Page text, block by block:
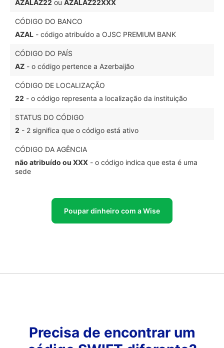
AZALAZ22 ou AZALAZ22XXX
CÓDIGO DO BANCO
AZAL - código atribuído a OJSC PREMIUM BANK
CÓDIGO DO PAÍS
AZ - o código pertence a Azerbaijão
CÓDIGO DE LOCALIZAÇÃO
22 - o código representa a localização da instituição
STATUS DO CÓDIGO
2 - 2 significa que o código está ativo
CÓDIGO DA AGÊNCIA
não atribuído ou XXX - o código indica que esta é uma
sede
Poupar dinheiro com a Wise
Precisa de encontrar um